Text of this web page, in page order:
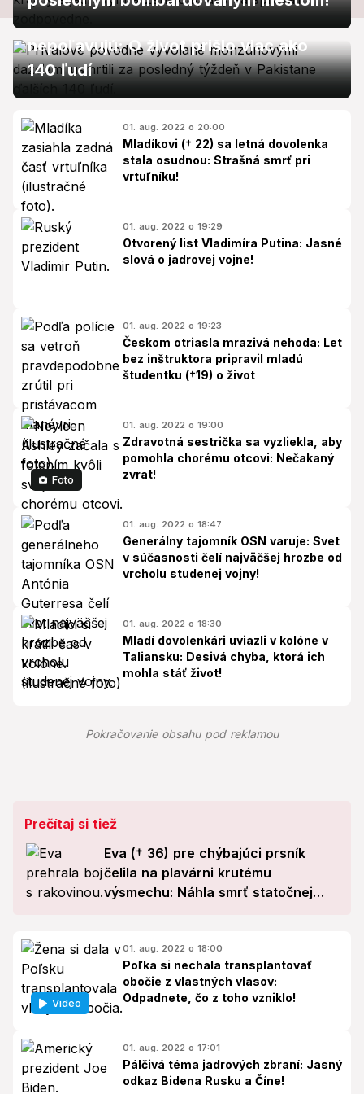
nepoľavujú: O život prišlo viac ako
140 ľudí
01. aug. 2022 o 20:00
Mladíkovi († 22) sa letná dovolenka
stala osudnou: Strašná smrť pri
vrtuľníku!
01. aug. 2022 o 19:29
Otvorený list Vladimíra Putina: Jasné
slová o jadrovej vojne!
01. aug. 2022 o 19:23
Českom otriasla mrazivá nehoda: Let
bez inštruktora pripravil mladú
študentku (†19) o život
Foto
01. aug. 2022 o 19:00
Zdravotná sestrička sa vyzliekla, aby
pomohla chorému otcovi: Nečakaný
zvrat!
01. aug. 2022 o 18:47
Generálny tajomník OSN varuje: Svet
v súčasnosti čelí najväčšej hrozbe od
vrcholu studenej vojny!
01. aug. 2022 o 18:30
Mladí dovolenkári uviazli v kolóne v
Taliansku: Desivá chyba, ktorá ich
mohla stáť život!
Pokračovanie obsahu pod reklamou
Prečítaj si tiež
Eva († 36) pre chýbajúci prsník
čelila na plavárni krutému
výsmechu: Náhla smrť statočnej
Video
01. aug. 2022 o 18:00
Poľka si nechala transplantovať
obočie z vlastných vlasov:
Odpadnete, čo z toho vzniklo!
01. aug. 2022 o 17:01
Pálčivá téma jadrových zbraní: Jasný
odkaz Bidena Rusku a Číne!